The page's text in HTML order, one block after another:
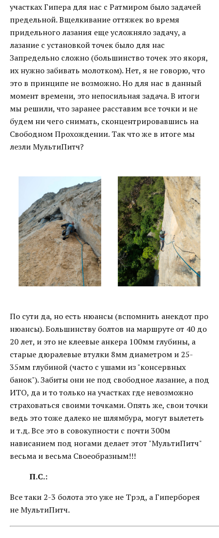
участках Гипера для нас с Ратмиром было задачей
предельной. Вщелкивание оттяжек во время
придельного лазания еще усложняло задачу, а
лазание с установкой точек было для нас
Запредельно сложно (большинство точек это якоря,
их нужно забивать молотком). Нет, я не говорю, что
это в принципе не возможно. Но для нас в данный
момент времени, это непосильная задача. В итоги
мы решили, что заранее расставим все точки и не
будем ни чего снимать, сконцентрировавшись на
Свободном Прохождении. Так что же в итоге мы
лезли МультиПитч?
По сути да, но есть нюансы (вспомнить анекдот про
нюансы). Большинству болтов на маршруте от 40 до
20 лет, и это не клеевые анкера 100мм глубины, а
старые дюралевые втулки 8мм диаметром и 25-
35мм глубиной (часто с ушами из "консервных
банок"). Забиты они не под свободное лазание, а под
ИТО, да и то только на участках где невозможно
страховаться своими точками. Опять же, свои точки
ведь это тоже далеко не шлямбура, могут вылететь
и т.д. Все это в совокупности с почти 300м
нависанием под ногами делает этот "МультиПитч"
весьма и весьма Своеобразным!!!
П.С.:
Все таки 2-3 болота это уже не Трэд, а Гиперборея
не МультиПитч.